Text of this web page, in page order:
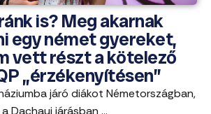
is? Meg akarnak
egy német gyereket,
vett részt a kötelező
„érzékenyítésen”
járó diákot Németországban,
a Dachaui járásban ...